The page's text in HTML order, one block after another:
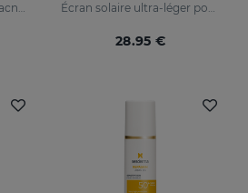
Écran solaire des peaux acnéiques pour le visage Écran solaire ultra-léger pour le visage
28.95 €